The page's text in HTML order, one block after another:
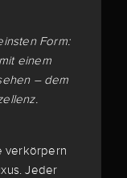
Form:
einem
– dem
verkörpern
Jeder